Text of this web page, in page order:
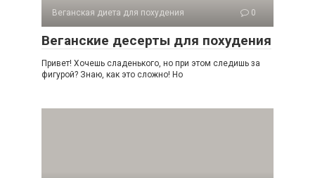
Веганская диета для похудения 0
Веганские десерты для похудения
Привет! Хочешь сладенького, но при этом следишь за
фигурой? Знаю, как это сложно! Но